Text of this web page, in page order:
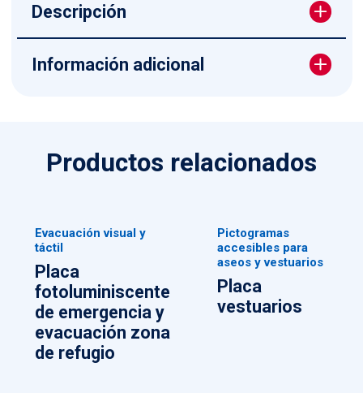
Descripción
Información adicional
Productos relacionados
Evacuación visual y
táctil
Placa
fotoluminiscente
de emergencia y
evacuación zona
de refugio
Pictogramas
accesibles para
aseos y vestuarios
Placa
vestuarios